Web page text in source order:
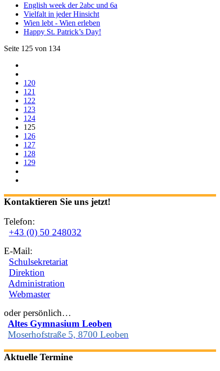
English week der 2abc und 6a
Vielfalt in jeder Hinsicht
Wien lebt - Wien erleben
Happy St. Patrick’s Day!
Seite 125 von 134
120
121
122
123
124
125
126
127
128
129
Kontaktieren Sie uns jetzt!
Telefon:
+43 (0) 50 248032
E-Mail:
Schulsekretariat
Direktion
Administration
Webmaster
oder persönlich…
Altes Gymnasium Leoben
Moserhofstraße 5, 8700 Leoben
Aktuelle Termine